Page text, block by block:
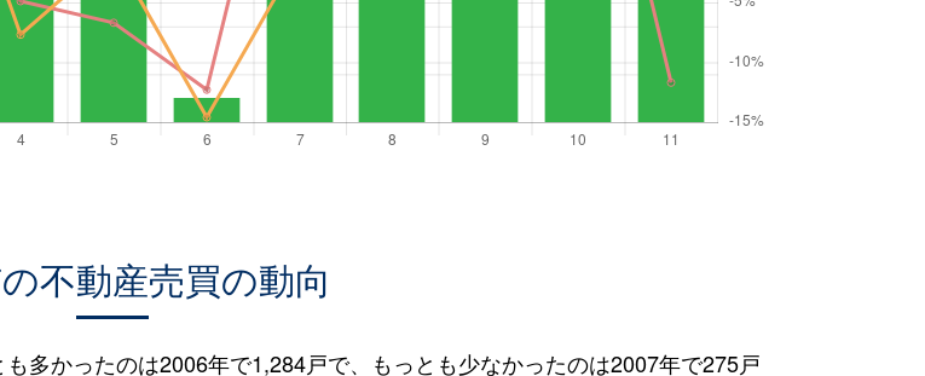
の不動産売買の動向
多かったのは2006年で1,284戸で、もっとも少なかったのは2007年で275戸